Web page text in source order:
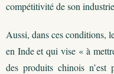
compétitivité de son
Aussi, dans ces conditions,
en Inde et qui vise « à
des produits chinois n’est